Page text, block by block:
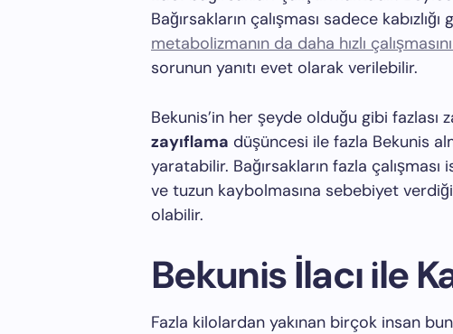
Bağırsakların çalışması sadece
metabolizmanın da daha hızlı
sorunun yanıtı evet olarak verilebilir.
Bekunis’in her şeyde olduğu gibi fazlası
zayıflama düşüncesi ile fazla Bekunis
yaratabilir. Bağırsakların fazla
ve tuzun kaybolmasına sebebiyet
olabilir.
Bekunis İlacı ile
Fazla kilolardan yakınan birçok insan